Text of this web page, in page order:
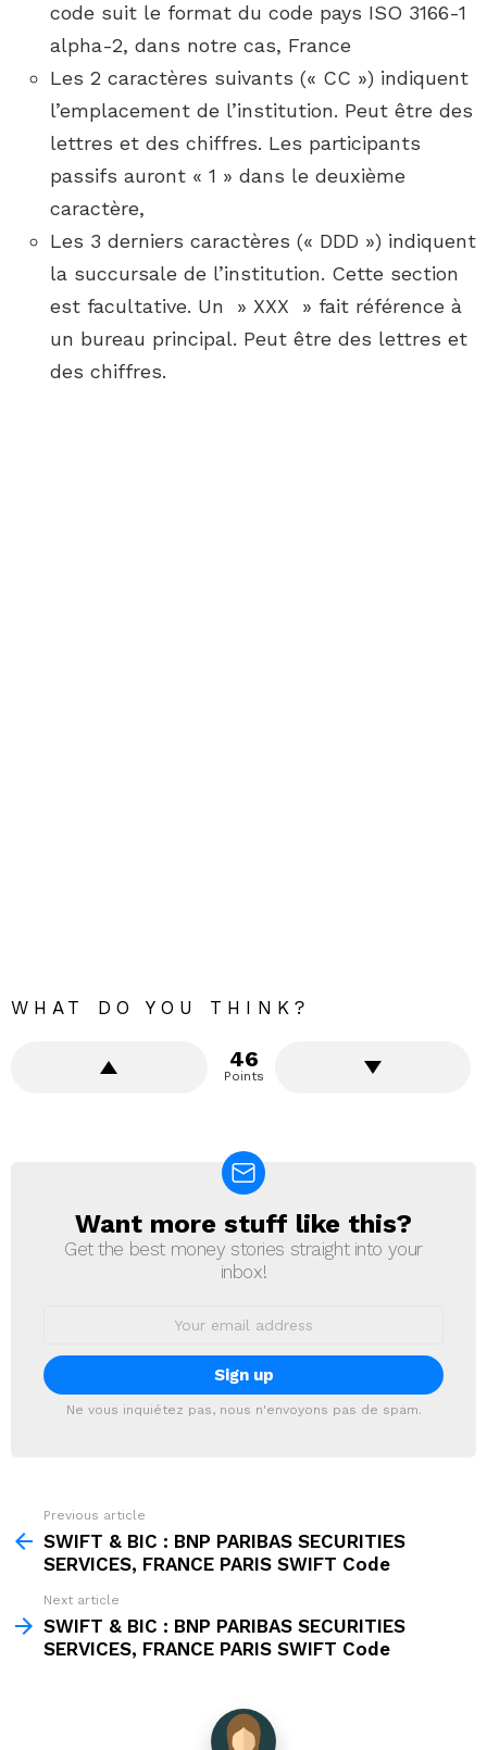
code suit le format du code pays ISO 3166-1
alpha-2, dans notre cas, France
Les 2 caractères suivants (« CC ») indiquent
l’emplacement de l’institution. Peut être des
lettres et des chiffres. Les participants
passifs auront « 1 » dans le deuxième
caractère,
Les 3 derniers caractères (« DDD ») indiquent
la succursale de l’institution. Cette section
est facultative. Un » XXX » fait référence à
un bureau principal. Peut être des lettres et
des chiffres.
WHAT DO YOU THINK?
46
Points
NEWSLETTER
Want more stuff like this?
Get the best money stories straight into your
inbox!
Ne vous inquiétez pas, nous n'envoyons pas de spam.
more
Previous article
SWIFT & BIC : BNP PARIBAS SECURITIES
SERVICES, FRANCE PARIS SWIFT Code
Next article
SWIFT & BIC : BNP PARIBAS SECURITIES
SERVICES, FRANCE PARIS SWIFT Code